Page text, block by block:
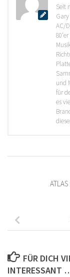
Seit
AC/
und
für
es
FÜR DICH
INTERESSANT